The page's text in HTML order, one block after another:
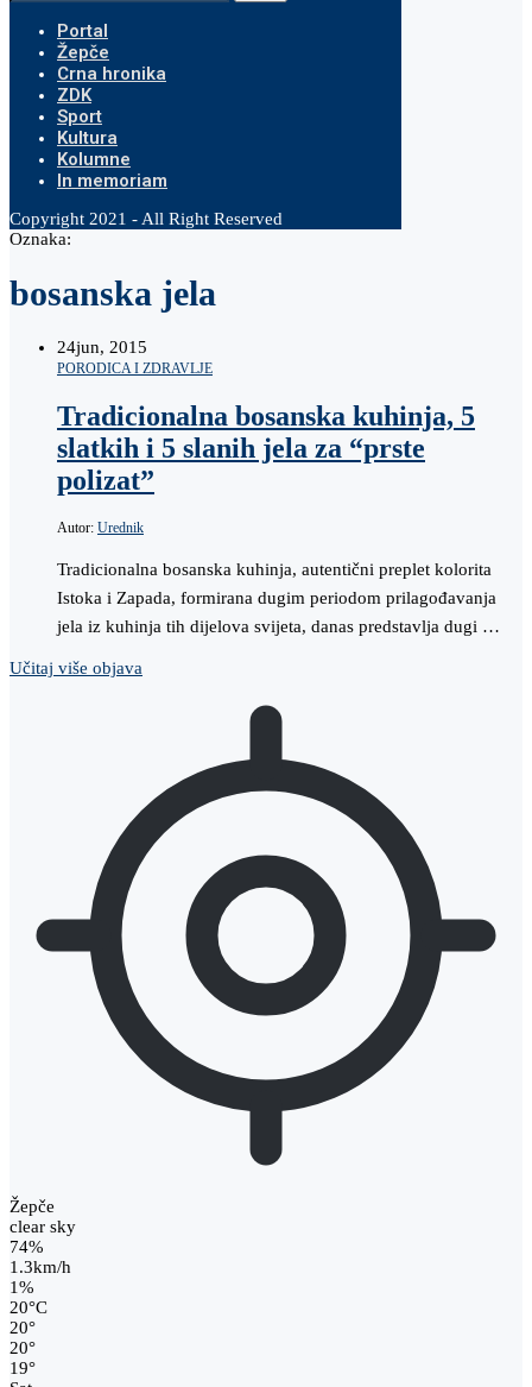
Portal
Žepče
Crna hronika
ZDK
Sport
Kultura
Kolumne
In memoriam
Copyright 2021 - All Right Reserved
Oznaka:
bosanska jela
24jun, 2015
PORODICA I ZDRAVLJE
Tradicionalna bosanska kuhinja, 5
slatkih i 5 slanih jela za “prste
polizat”
Autor: Urednik
Tradicionalna bosanska kuhinja, autentični preplet kolorita
Istoka i Zapada, formirana dugim periodom prilagođavanja
jela iz kuhinja tih dijelova svijeta, danas predstavlja dugi …
Učitaj više objava
Žepče
clear sky
74%
1.3km/h
1%
20°C
20°
20°
19°